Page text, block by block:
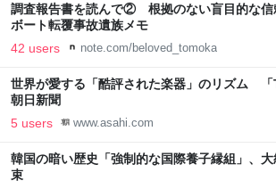
調査報告書を読んで② 根拠のない盲目的な信
ボート転覆事故遺族メモ
42 users note.com/beloved_tomoka
世界が愛する「酷評された楽器」のリズム 「
朝日新聞
5 users www.asahi.com
韓国の暗い歴史「強制的な国際養子縁組」、
束